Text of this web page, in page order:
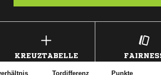
KREUZTABELLE
Tordifferenz Punkte